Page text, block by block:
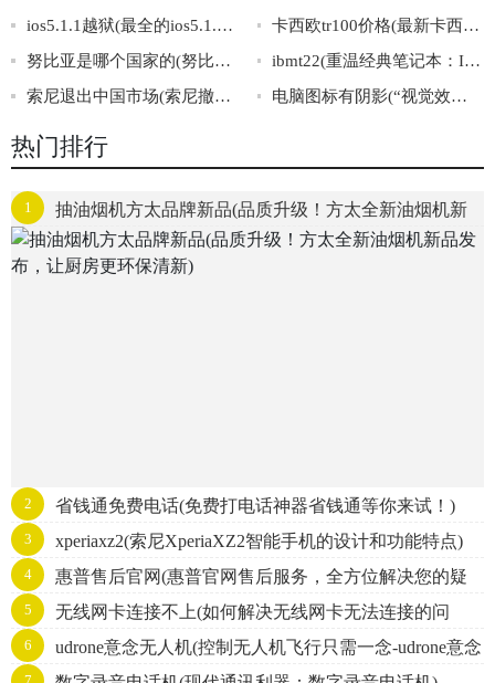
ios5.1.1越狱(最全的ios5.1.1越狱指南)
卡西欧tr100价格(最新卡西欧TR100相机价格大公开)
努比亚是哪个国家的(努比亚的所在国是哪个？)
ibmt22(重温经典笔记本：IBMT22回顾)
索尼退出中国市场(索尼撤出中国再见了，难忘的日本品牌)
电脑图标有阴影(“视觉效果优化：电脑图标增加阴影精细度提升”的主题标题。)
热门排行
1
抽油烟机方太品牌新品(品质升级！方太全新油烟机新
品发布，让厨房更环保清新)
2 省钱通免费电话(免费打电话神器省钱通等你来试！)
3 xperiaxz2(索尼XperiaXZ2智能手机的设计和功能特点)
4
惠普售后官网(惠普官网售后服务，全方位解决您的疑
问)
5
无线网卡连接不上(如何解决无线网卡无法连接的问
题？)
6
udrone意念无人机(控制无人机飞行只需一念-udrone意念